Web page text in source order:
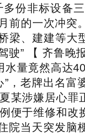
份非标设备
的一次冲突
、建建等
” 【 齐鲁
量竟然高达
，老牌出名
某涉嫌居心
便于维修和
院当天突发